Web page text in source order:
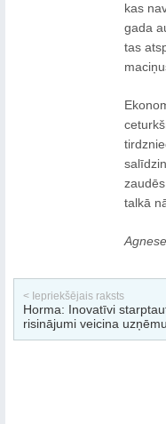
kas
gada
tas
talkā
< Iepriekšējais raksts
Horma: Inovatīvi
risinājumi veicina